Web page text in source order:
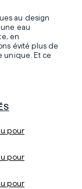
au design
eau
en
évité plus de
unique. Et ce
pour
pour
pour